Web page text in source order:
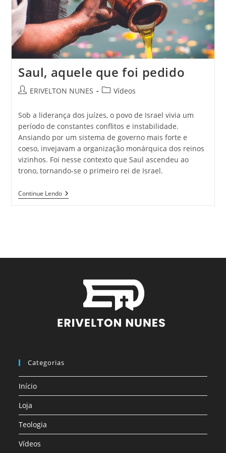
Saul, aquele que foi pedido
ERIVELTON NUNES Vídeos
Sob a liderança dos juízes, o povo de Israel vivia um
período de constantes conflitos e instabilidade.
Ansiando por um sistema de governo mais forte e
coeso, invejavam a organização monárquica dos reinos
vizinhos. Foi nesse contexto que Saul ascendeu ao
trono, tornando-se o primeiro rei de Israel.
Continue Lendo
Categorias
Início
Loja
Teologia
Vídeos